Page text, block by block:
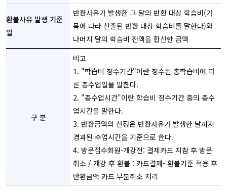
반환사유가 발생한 그 달의 반환 대상 학습비(가
목에 따라 산출된 반환 대상 학습비를 말한다)와
나머지 달의 학습비 전액을 합산한 금액
비고
1. "학습비 징수기간"이란 징수된 총학습비에 따
른 총수업일을 말한다.
2. "총수업시간"이란 학습비 징수기간 중의 총수
업시간을 말한다.
3. 반환금액의 산정은 반환사유가 발생한 날까지
경과된 수업시간을 기준으로 한다.
4. 방문접수회원-개강전: 결제카드 지참 후 방문
취소 / 개강 후 환불 : 카드결제- 환불기준 적용 후
반환금액 카드 부분취소 처리